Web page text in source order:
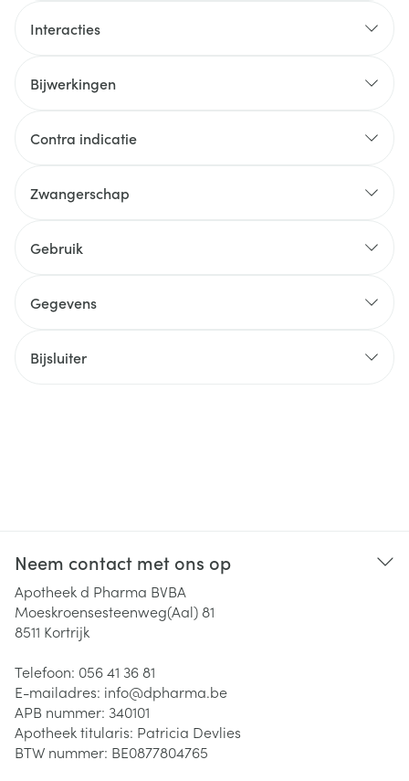
Interacties
Bijwerkingen
Contra indicatie
Zwangerschap
Gebruik
Gegevens
Bijsluiter
Neem contact met ons op
Apotheek d Pharma BVBA
Moeskroensesteenweg(Aal) 81
8511 Kortrijk
Telefoon: 056 41 36 81
E-mailadres: info@dpharma.be
APB nummer: 340101
Apotheek titularis: Patricia Devlies
BTW nummer: BE0877804765